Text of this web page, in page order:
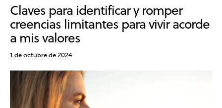
Claves para identificar y romper
creencias limitantes para vivir acorde
a mis valores
1 de octubre de 2024